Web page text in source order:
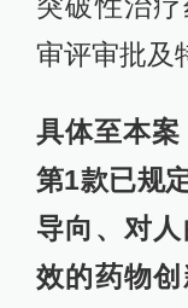
突破性治
审评审批及
具体至本
第1款已规
导向、对
效的药物